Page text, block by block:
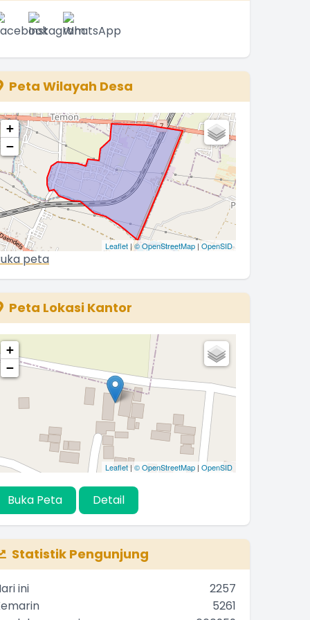
Peta Wilayah Desa
+
−
Leaflet |© OpenStreetMap |OpenSID
peta
Peta Lokasi Kantor
+
−
Leaflet | © OpenStreetMap | OpenSID
Buka Peta Detail
Statistik Pengunjung
ini
2257
5261